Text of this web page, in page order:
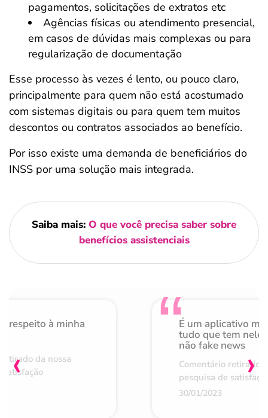
pagamentos, solicitações de extratos etc
Agências físicas ou atendimento presencial,
em casos de dúvidas mais complexas ou para
regularização de documentação
Esse processo às vezes é lento, ou pouco claro,
principalmente para quem não está acostumado
com sistemas digitais ou para quem tem muitos
descontos ou contratos associados ao benefício.
Por isso existe uma demanda de beneficiários do
INSS por uma solução mais integrada.
Saiba mais: O que você precisa saber sobre
benefícios assistenciais
respeito à minha
da nossa
É um aplicativo
tudo que tem nele
não fake news
Comentário retirado
pesquisa de
30/01/2023
‹ ›